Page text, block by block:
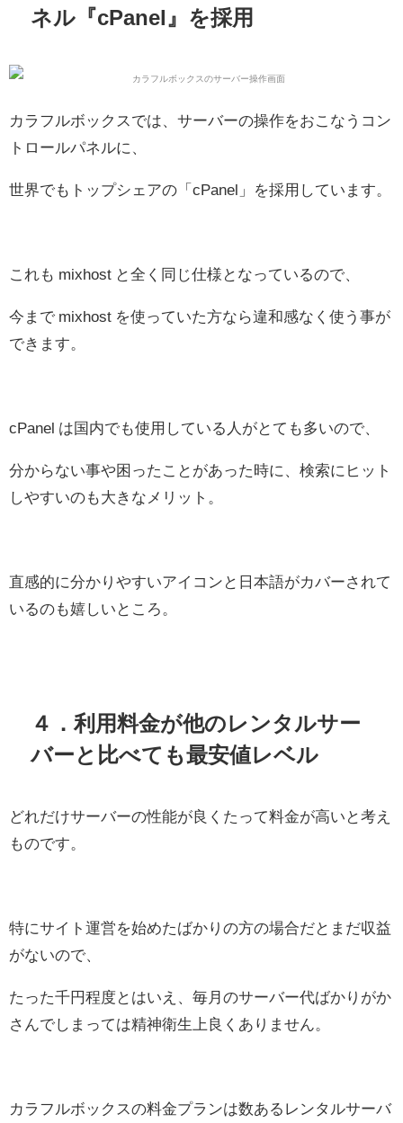
ネル『cPanel』を採用
カラフルボックスでは、サーバーの操作をおこなうコン
トロールパネルに、
世界でもトップシェアの「cPanel」を採用しています。
これも mixhost と全く同じ仕様となっているので、
今まで mixhost を使っていた方なら違和感なく使う事が
できます。
cPanel は国内でも使用している人がとても多いので、
分からない事や困ったことがあった時に、検索にヒット
しやすいのも大きなメリット。
直感的に分かりやすいアイコンと日本語がカバーされて
いるのも嬉しいところ。
４．利用料金が他のレンタルサー
バーと比べても最安値レベル
どれだけサーバーの性能が良くたって料金が高いと考え
ものです。
特にサイト運営を始めたばかりの方の場合だとまだ収益
がないので、
たった千円程度とはいえ、毎月のサーバー代ばかりがか
さんでしまっては精神衛生上良くありません。
カラフルボックスの料金プランは数あるレンタルサーバ